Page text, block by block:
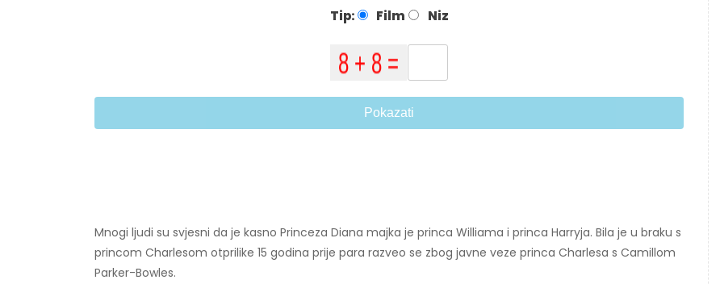
Tip: Film Niz
Pokazati
Mnogi ljudi su svjesni da je kasno Princeza Diana majka je princa Williama i princa Harryja. Bila je u braku s
princom Charlesom otprilike 15 godina prije para razveo se zbog javne veze princa Charlesa s Camillom
Parker-Bowles.